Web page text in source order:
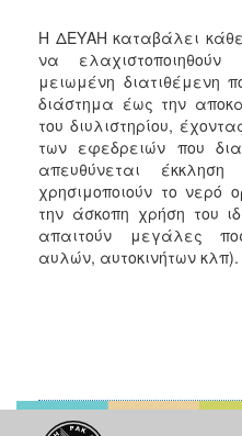
Η ΔΕΥΑΗ καταβάλει
να
μειωμένη διατιθέμενη
διάστημα έως την
του διυλιστηρίου,
των εφεδρειών που
απευθύνεται
χρησιμοποιούν το νερό
την άσκοπη χρήση του
απαιτούν μεγάλες
αυλών, αυτοκινήτων κλπ).